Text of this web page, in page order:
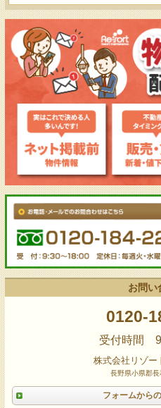
お問い
0120-
受付時間
株式会社リゾー
長野県小県郡
フォームから